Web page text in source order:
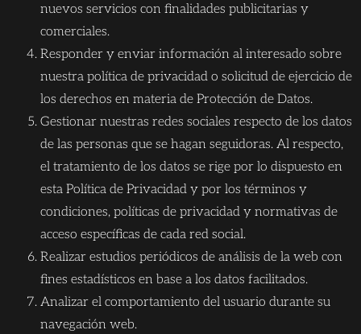
nuevos servicios con finalidades publicitarias y
comerciales.
Responder y enviar información al interesado sobre
nuestra política de privacidad o solicitud de ejercicio de
los derechos en materia de Protección de Datos.
Gestionar nuestras redes sociales respecto de los datos
de las personas que se hagan seguidoras. Al respecto,
el tratamiento de los datos se rige por lo dispuesto en
esta Política de Privacidad y por los términos y
condiciones, políticas de privacidad y normativas de
acceso específicas de cada red social.
Realizar estudios periódicos de análisis de la web con
fines estadísticos en base a los datos facilitados.
Analizar el comportamiento del usuario durante su
navegación web.